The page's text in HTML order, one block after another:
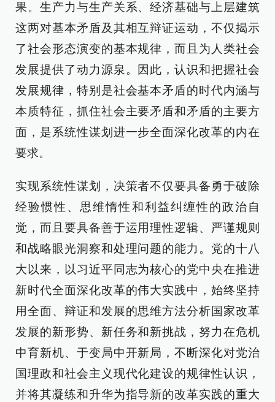
果。生产力与生产关系、经济基础与上层建筑
这两对基本矛盾及其相互辩证运动，不仅揭示
了社会形态演变的基本规律，而且为人类社会
发展提供了动力源泉。因此，认识和把握社会
发展规律，特别是社会基本矛盾的时代内涵与
本质特征，抓住社会主要矛盾和矛盾的主要方
面，是系统性谋划进一步全面深化改革的内在
要求。
实现系统性谋划，决策者不仅要具备勇于破除
经验惯性、思维惰性和利益纠缠性的政治自
觉，而且要具备善于运用理性逻辑、严谨规则
和战略眼光洞察和处理问题的能力。党的十八
大以来，以习近平同志为核心的党中央在推进
新时代全面深化改革的伟大实践中，始终坚持
用全面、辩证和发展的思维方法分析国家改革
发展的新形势、新任务和新挑战，努力在危机
中育新机、于变局中开新局，不断深化对党治
国理政和社会主义现代化建设的规律性认识，
并将其凝练和升华为指导新的改革实践的重大